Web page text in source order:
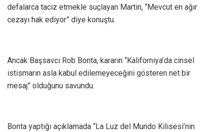
defalarca taciz etmekle suçlayan Martin, “Mevcut en ağır
cezayı hak ediyor” diye konuştu.
Ancak Başsavcı Rob Bonta, kararın “Kaliforniya’da cinsel
istismarın asla kabul edilemeyeceğini gösteren net bir
mesaj” olduğunu savundu.
Bonta yaptığı açıklamada “La Luz del Mundo Kilisesi’nin